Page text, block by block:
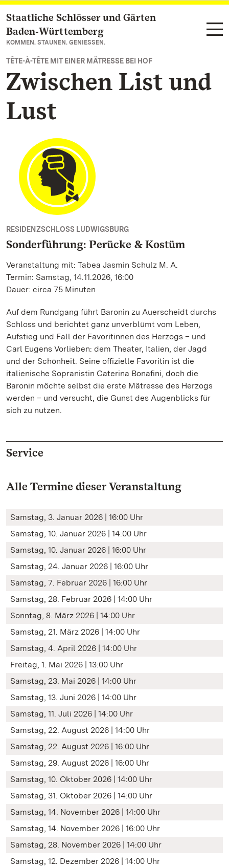
Zum Hauptinhalt springen
Staatliche Schlösser und Gärten
Baden‑Württemberg
KOMMEN. STAUNEN. GENIESSEN.
TÊTE-À-TÊTE MIT EINER MÄTRESSE BEI HOF
Zwischen List und
Lust
RESIDENZSCHLOSS LUDWIGSBURG
Sonderführung: Perücke & Kostüm
Veranstaltung mit: Tabea Jasmin Schulz M. A.
Termin: Samstag, 14.11.2026, 16:00
Dauer: circa 75 Minuten
Auf dem Rundgang führt Baronin zu Auerscheidt durchs
Schloss und berichtet ganz unverblümt vom Leben,
Aufstieg und Fall der Favoritinnen des Herzogs – und
Carl Eugens Vorlieben: dem Theater, Italien, der Jagd
und der Schönheit. Seine offizielle Favoritin ist die
italienische Sopranistin Caterina Bonafini, doch die
Baronin möchte selbst die erste Mätresse des Herzogs
werden – und versucht, die Gunst des Augenblicks für
sich zu nutzen.
Service
Alle Termine dieser Veranstaltung
Samstag, 3. Januar 2026 | 16:00 Uhr
Samstag, 10. Januar 2026 | 14:00 Uhr
Samstag, 10. Januar 2026 | 16:00 Uhr
Samstag, 24. Januar 2026 | 16:00 Uhr
Samstag, 7. Februar 2026 | 16:00 Uhr
Samstag, 28. Februar 2026 | 14:00 Uhr
Sonntag, 8. März 2026 | 14:00 Uhr
Samstag, 21. März 2026 | 14:00 Uhr
Samstag, 4. April 2026 | 14:00 Uhr
Freitag, 1. Mai 2026 | 13:00 Uhr
Samstag, 23. Mai 2026 | 14:00 Uhr
Samstag, 13. Juni 2026 | 14:00 Uhr
Samstag, 11. Juli 2026 | 14:00 Uhr
Samstag, 22. August 2026 | 14:00 Uhr
Samstag, 22. August 2026 | 16:00 Uhr
Samstag, 29. August 2026 | 16:00 Uhr
Samstag, 10. Oktober 2026 | 14:00 Uhr
Samstag, 31. Oktober 2026 | 14:00 Uhr
Samstag, 14. November 2026 | 14:00 Uhr
Samstag, 14. November 2026 | 16:00 Uhr
Samstag, 28. November 2026 | 14:00 Uhr
Samstag, 12. Dezember 2026 | 14:00 Uhr